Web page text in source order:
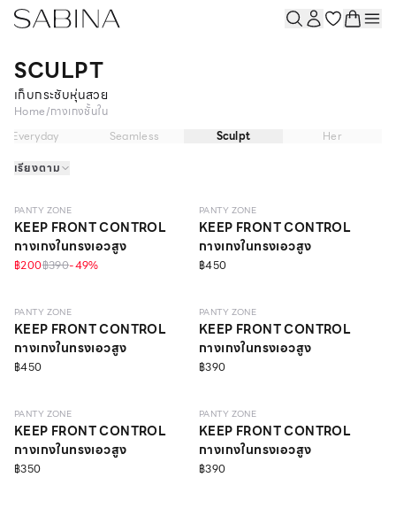
SCULPT
เก็บกระชับหุ่นสวย
Home/กางเกงชั้นใน
Everyday
Seamless Sculpt
Her
เรียงตาม
SCULPT
PANTY ZONE
KEEP FRONT CONTROL
กางเกงในทรงเอวสูง
฿200฿390-49%
PANTY ZONE
KEEP FRONT CONTROL
กางเกงในทรงเอวสูง
฿450
SCULPT ONLINE EXCLUSIVE
PANTY ZONE
KEEP FRONT CONTROL
กางเกงในทรงเอวสูง
฿450
SCULPT
PANTY ZONE
KEEP FRONT CONTROL
กางเกงในทรงเอวสูง
฿390
SCULPT
PANTY ZONE
KEEP FRONT CONTROL
กางเกงในทรงเอวสูง
฿350
SCULPT
PANTY ZONE
KEEP FRONT CONTROL
กางเกงในทรงเอวสูง
฿390
SCULPT SCULPT